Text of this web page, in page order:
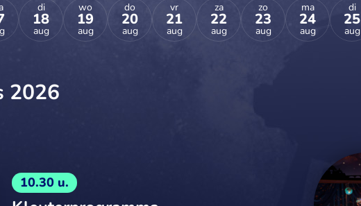
di
18
aug
wo
19
aug
do
20
aug
vr
21
aug
za
22
aug
zo
23
aug
ma
24
aug
di
25
aug
2026
10.30 u.